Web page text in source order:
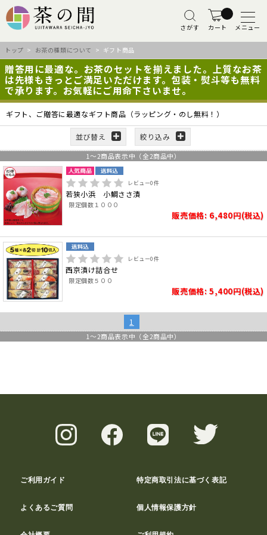
さがす カート メニュー
トップ > お茶の種類について > ギフト商品
贈答用に最適な。お茶のセットを揃えました。上質なお茶
は先様もきっとご満足いただけます。包装・熨斗等も無料
で承ります。お気軽にご用命下さいませ。
ギフト、ご贈答に最適なギフト商品（ラッピング・のし無料！）
並び替え 絞り込み
1 ～2商品表示中（全2商品中）
レビュー0件
若狭小浜 小鯛ささ漬
限定個数１０００
販売価格: 6,480円(税込)
レビュー0件
西京漬け詰合せ
限定個数５００
販売価格: 5,400円(税込)
1
1 ～2商品表示中（全2商品中）
ご利用ガイド 特定商取引法に基づく表記
よくあるご質問 個人情報保護方針